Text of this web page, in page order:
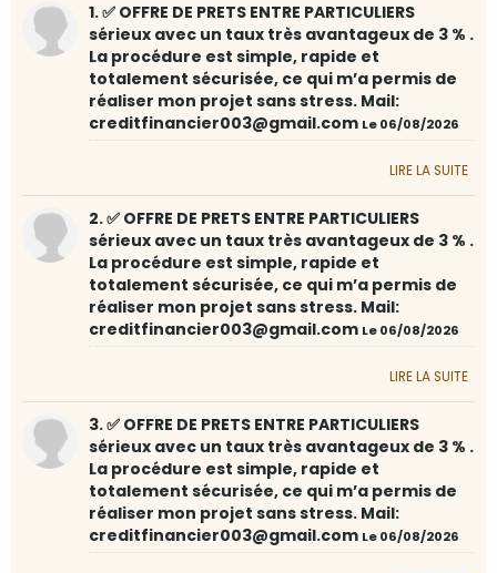
1. ✅ OFFRE DE PRETS ENTRE PARTICULIERS
sérieux avec un taux très avantageux de 3 % .
La procédure est simple, rapide et
totalement sécurisée, ce qui m’a permis de
réaliser mon projet sans stress. Mail:
creditfinancier003@gmail.com Le 06/08/2026
LIRE LA SUITE
2. ✅ OFFRE DE PRETS ENTRE PARTICULIERS
sérieux avec un taux très avantageux de 3 % .
La procédure est simple, rapide et
totalement sécurisée, ce qui m’a permis de
réaliser mon projet sans stress. Mail:
creditfinancier003@gmail.com Le 06/08/2026
LIRE LA SUITE
3. ✅ OFFRE DE PRETS ENTRE PARTICULIERS
sérieux avec un taux très avantageux de 3 % .
La procédure est simple, rapide et
totalement sécurisée, ce qui m’a permis de
réaliser mon projet sans stress. Mail:
creditfinancier003@gmail.com Le 06/08/2026